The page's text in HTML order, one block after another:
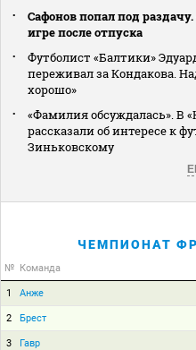
Сафонов попал под
игре после отпуска
Футболист «Балтики»
переживал за Кондакова.
хорошо»
«Фамилия обсуждалась». В
рассказали об интересе к
Зиньковскому
ЧЕМПИОНАТ
№ Команда
1 Анже
2 Брест
3 Гавр